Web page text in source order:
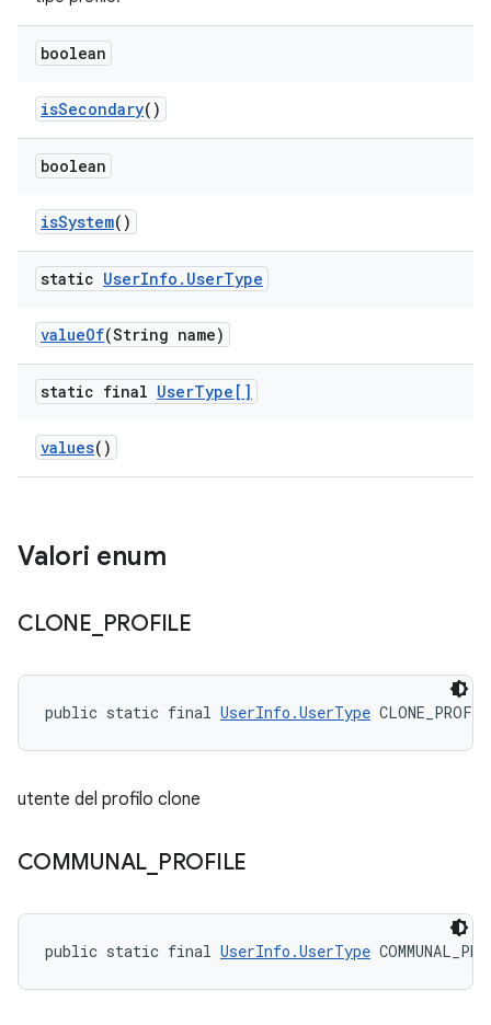
boolean
isSecondary()
boolean
isSystem()
static UserInfo . UserType
valueOf(String name)
static final UserType[]
values()
Valori enum
CLONE PROFILE
public static final UserInfo.UserType
utente del profilo clone
COMMUNAL PROFILE
public static final UserInfo.UserType